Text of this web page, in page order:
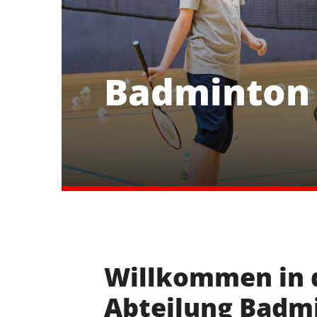
Badminton
Willkommen in
Abteilung
Delmenhorster Turnverein